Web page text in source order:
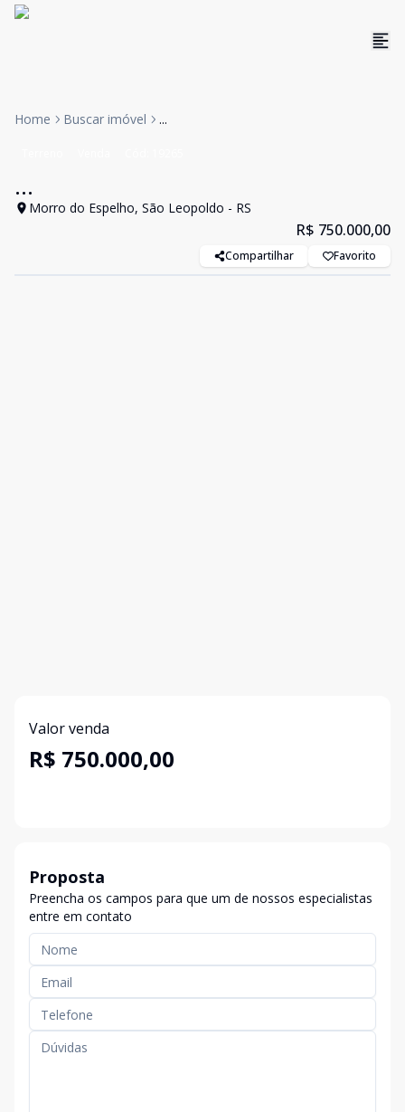
Home Buscar imóvel ...
...
Morro do Espelho, São Leopoldo - RS
R$ 750.000,00
Compartilhar Favorito
Valor venda
R$ 750.000,00
Proposta
Preencha os campos para que um de nossos especialistas
entre em contato